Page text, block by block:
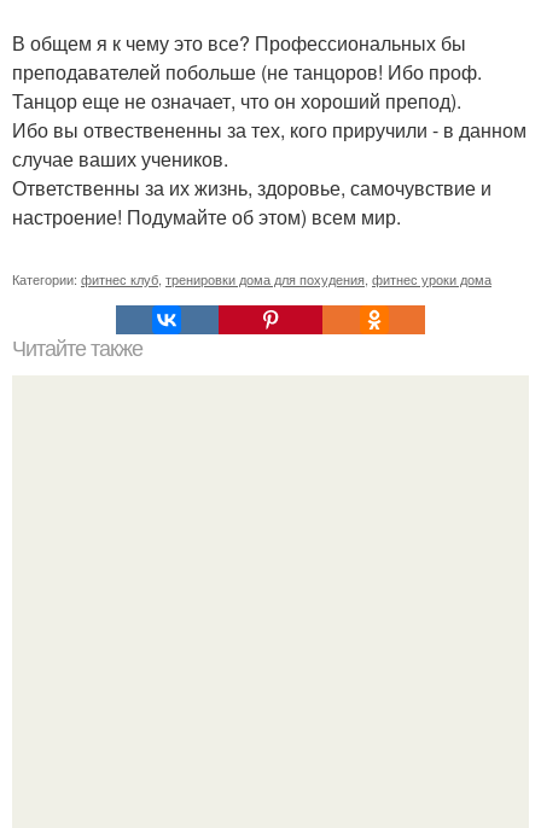
В общем я к чему это все? Профессиональных бы
преподавателей побольше (не танцоров! Ибо проф.
Танцор еще не означает, что он хороший препод).
Ибо вы отвествененны за тех, кого приручили - в данном
случае ваших учеников.
Ответственны за их жизнь, здоровье, самочувствие и
настроение! Подумайте об этом) всем мир.
Категории: фитнес клуб тренировки дома для похудения фитнес уроки дома
Читайте также